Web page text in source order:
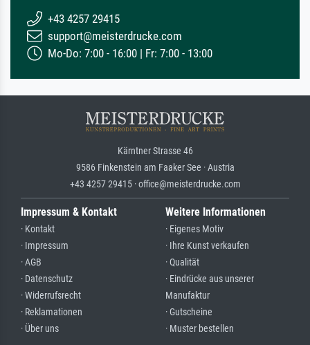
+43 4257 29415
support@meisterdrucke.com
Mo-Do: 7:00 - 16:00 | Fr: 7:00 - 13:00
Kärntner Strasse 46
9586 Finkenstein am Faaker See · Austria
+43 4257 29415 · office@meisterdrucke.com
Impressum & Kontakt
· Kontakt
· Impressum
· AGB
· Datenschutz
· Widerrufsrecht
· Reklamationen
· Über uns
Weitere Informationen
· Eigenes Motiv
· Ihre Kunst verkaufen
· Qualität
· Eindrücke aus unserer
Manufaktur
· Gutscheine
· Muster bestellen